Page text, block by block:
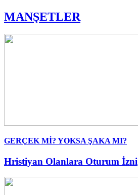
MANŞETLER
GERÇEK Mİ? YOKSA ŞAKA MI?
Hristiyan Olanlara Oturum İzni